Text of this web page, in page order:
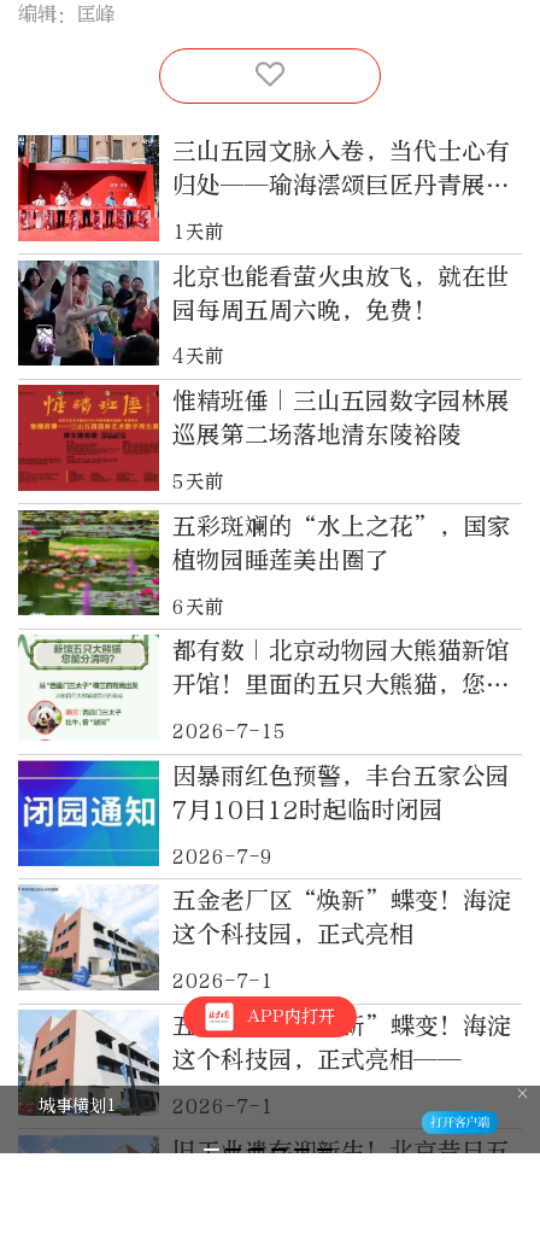
编辑：匡峰
三山五园文脉入卷，当代士心有
归处——瑜海澐颂巨匠丹青展启
幕
1天前
北京也能看萤火虫放飞，就在世
园每周五周六晚，免费！
4天前
惟精班倕｜三山五园数字园林展
巡展第二场落地清东陵裕陵
5天前
五彩斑斓的“水上之花”，国家
植物园睡莲美出圈了
6天前
都有数｜北京动物园大熊猫新馆
开馆！里面的五只大熊猫，您都
认识吗？
2026-7-15
因暴雨红色预警，丰台五家公园
7月10日12时起临时闭园
2026-7-9
五金老厂区“焕新”蝶变！海淀
这个科技园，正式亮相
2026-7-1
五金老厂区“焕新”蝶变！海淀
这个科技园，正式亮相——
2026-7-1
旧工业遗存迎新生！北京昔日五
APP内打开
城事横划1